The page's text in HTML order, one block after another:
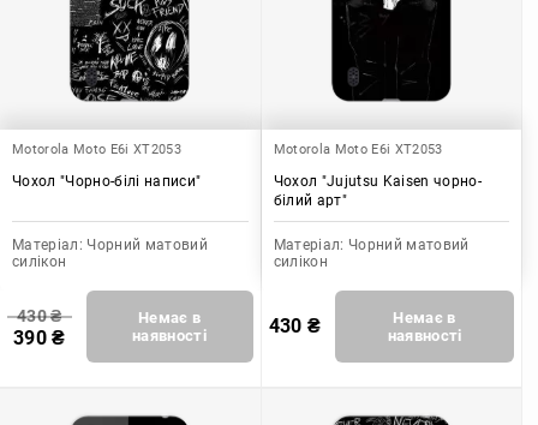
Motorola Moto E6i XT2053
Чохол "Чорно-білі написи"
Матеріал: Чорний матовий
силікон
430₴
390₴
Немає в
наявності
Motorola Moto E6i XT2053
Чохол "Jujutsu Kaisen чорно-
білий арт"
Матеріал: Чорний матовий
силікон
430 ₴
Немає в
наявності